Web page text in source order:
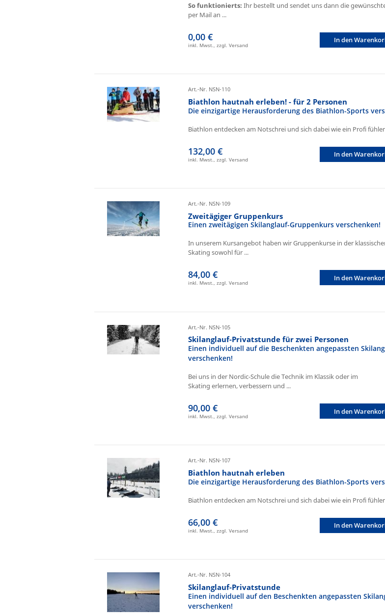
So funktionierts: Ihr bestellt und sendet uns dann die
per Mail an ...
0,00 €
inkl. Mwst., zzgl. Versand
In den
Art.-Nr. NSN-110
Biathlon hautnah erleben! - für 2 Personen
Die einzigartige Herausforderung des Biathlon-Sports
Biathlon entdecken am Notschrei und sich dabei wie ein Profi
132,00 €
inkl. Mwst., zzgl. Versand
In den
Art.-Nr. NSN-109
Zweitägiger Gruppenkurs
Einen zweitägigen Skilanglauf-Gruppenkurs verschenken!
In unserem Kursangebot haben wir Gruppenkurse in der
Skating sowohl für ...
84,00 €
inkl. Mwst., zzgl. Versand
In den
Art.-Nr. NSN-105
Skilanglauf-Privatstunde für zwei Personen
Einen individuell auf die Beschenkten angepassten
verschenken!
Bei uns in der Nordic-Schule die Technik im Klassik oder im
Skating erlernen, verbessern und ...
90,00 €
inkl. Mwst., zzgl. Versand
In den
Art.-Nr. NSN-107
Biathlon hautnah erleben
Die einzigartige Herausforderung des Biathlon-Sports
Biathlon entdecken am Notschrei und sich dabei wie ein Profi
66,00 €
inkl. Mwst., zzgl. Versand
In den
Art.-Nr. NSN-104
Skilanglauf-Privatstunde
Einen individuell auf den Beschenkten angepassten
verschenken!